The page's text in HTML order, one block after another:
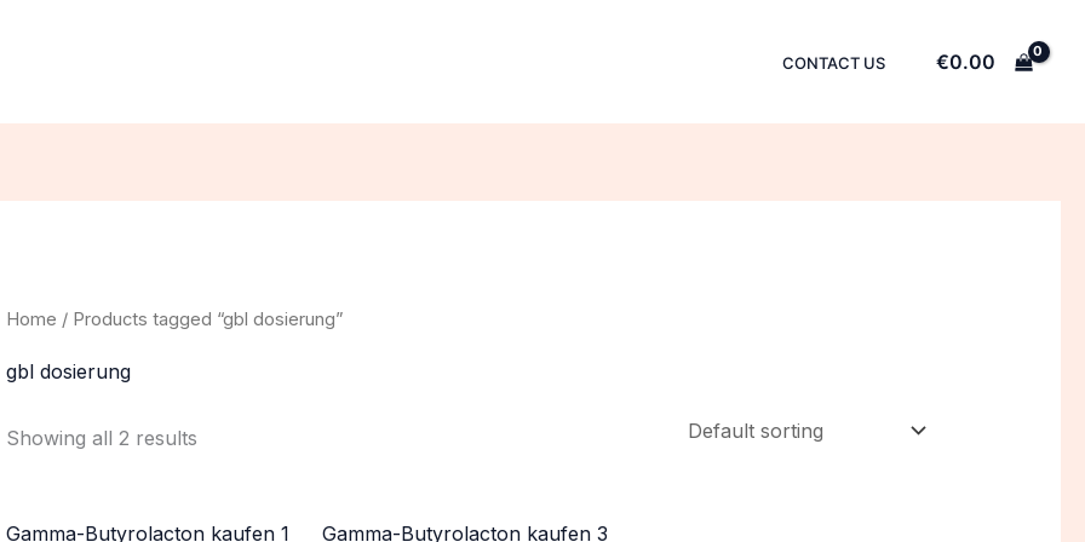
CONTACT US €0.00
Home / Products tagged “gbl dosierung”
gbl dosierung
Showing all 2 results
Gamma-Butyrolacton kaufen 1
Gamma-Butyrolacton kaufen 3